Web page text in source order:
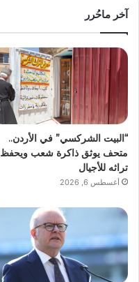
آخر ماحُرر
“البيت الشركسي” في الأردن..
متحف يوثق ذاكرة شعب ويحفظ
تراثه للأجيال
أغسطس 6, 2026